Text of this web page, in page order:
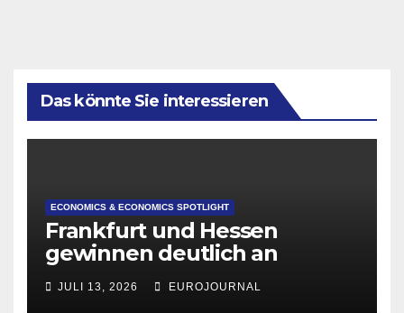
Das könnte Sie interessieren
ECONOMICS & ECONOMICS SPOTLIGHT
Frankfurt und Hessen
gewinnen deutlich an
Attraktivität für Startup-
Gründungen
JULI 13, 2026 EUROJOURNAL